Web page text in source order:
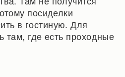
посиделки
в гостиную. Для
там, где есть проходные